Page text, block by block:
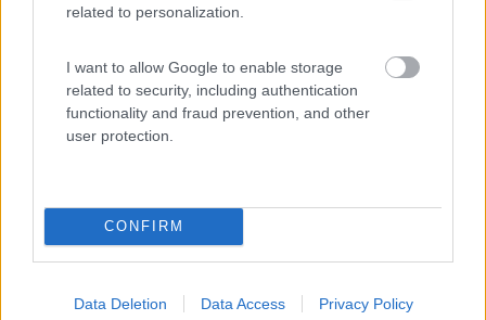
related to personalization.
I want to allow Google to enable storage
related to security, including authentication
functionality and fraud prevention, and other
user protection.
CONFIRM
Data Deletion Data Access Privacy Policy
campeggio...
Fondo Forte - Contrada Spinazza